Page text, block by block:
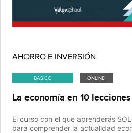
AHORRO E INVERSIÓN
BÁSICO ONLINE
La economía en 10 lecciones
El curso con el que aprenderás
para comprender la actualidad